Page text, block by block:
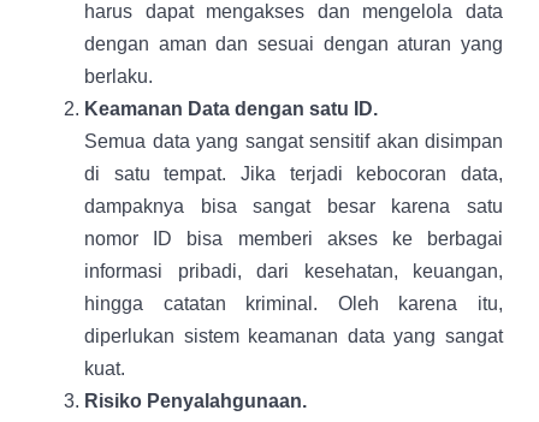
harus dapat mengakses dan mengelola data
dengan aman dan sesuai dengan aturan yang
berlaku.
Keamanan Data dengan satu ID.
Semua data yang sangat sensitif akan disimpan
di satu tempat. Jika terjadi kebocoran data,
dampaknya bisa sangat besar karena satu
nomor ID bisa memberi akses ke berbagai
informasi pribadi, dari kesehatan, keuangan,
hingga catatan kriminal. Oleh karena itu,
diperlukan sistem keamanan data yang sangat
kuat.
Risiko Penyalahgunaan.